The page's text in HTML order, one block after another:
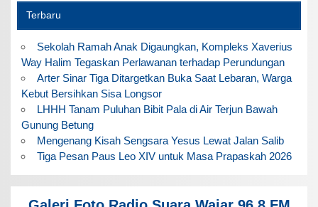
Terbaru
Sekolah Ramah Anak Digaungkan, Kompleks Xaverius
Way Halim Tegaskan Perlawanan terhadap Perundungan
Arter Sinar Tiga Ditargetkan Buka Saat Lebaran, Warga
Kebut Bersihkan Sisa Longsor
LHHH Tanam Puluhan Bibit Pala di Air Terjun Bawah
Gunung Betung
Mengenang Kisah Sengsara Yesus Lewat Jalan Salib
Tiga Pesan Paus Leo XIV untuk Masa Prapaskah 2026